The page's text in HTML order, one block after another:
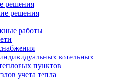
решения
решения
работы
котельных
пунктов
учета тепла